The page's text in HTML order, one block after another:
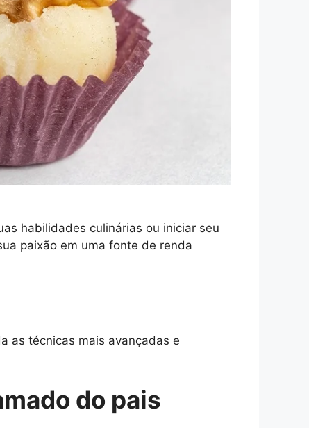
habilidades culinárias ou iniciar seu
paixão em uma fonte de renda
as técnicas mais avançadas e
do pais